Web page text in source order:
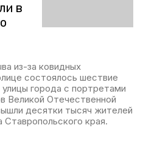
в
из-за ковидных
состоялось шествие
города с портретами
Великой Отечественной
десятки тысяч жителей
края.